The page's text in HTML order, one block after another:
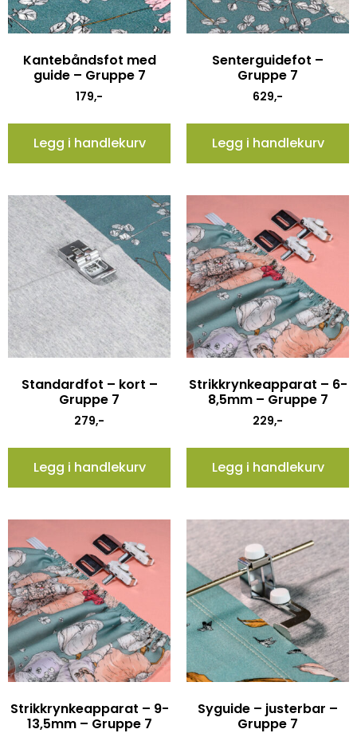
Kantebåndsfot med
guide – Gruppe 7
179,-
Legg i handlekurv
Senterguidefot –
Gruppe 7
629,-
Legg i handlekurv
Standardfot – kort –
Gruppe 7
279,-
Legg i handlekurv
Strikkrynkeapparat – 6-
8,5mm – Gruppe 7
229,-
Legg i handlekurv
Strikkrynkeapparat – 9-
13,5mm – Gruppe 7
Syguide – justerbar –
Gruppe 7